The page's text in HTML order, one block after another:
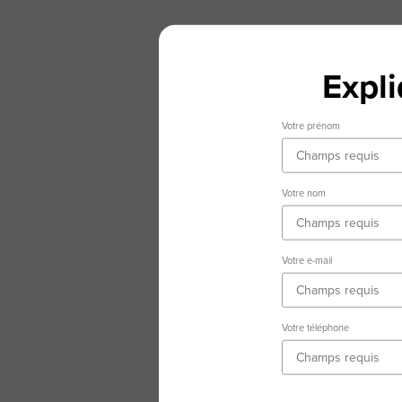
Votre prénom
Votre nom
Votre e-mail
Votre téléphone